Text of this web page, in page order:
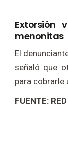
Extorsión
menonitas
El
señaló que
para cobrarle
FUENTE: